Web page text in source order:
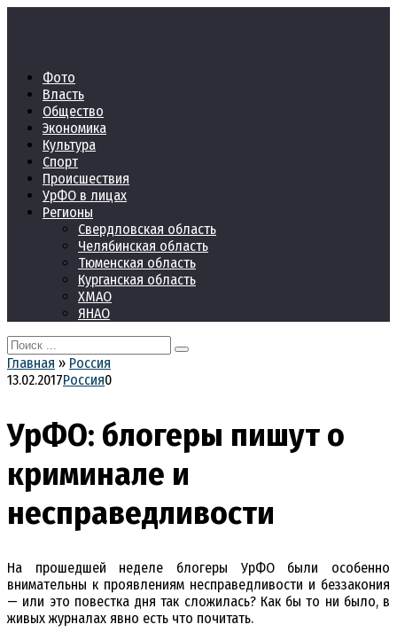
Фото
Власть
Общество
Экономика
Культура
Спорт
Происшествия
УрФО в лицах
Регионы
Свердловская область
Челябинская область
Тюменская область
Курганская область
ХМАО
ЯНАО
Search
for:
Главная » Россия
13.02.2017Россия0
УрФО: блогеры пишут о
криминале и
несправедливости
На прошедшей неделе блогеры УрФО были особенно
внимательны к проявлениям несправедливости и беззакония
— или это повестка дня так сложилась? Как бы то ни было, в
живых журналах явно есть что почитать.